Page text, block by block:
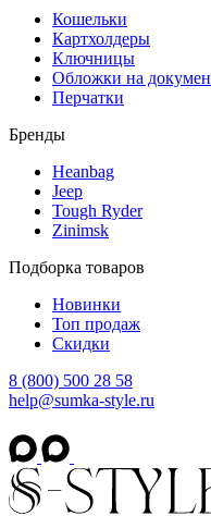
Кошельки
Картхолдеры
Ключницы
Обложки на
Перчатки
Бренды
Heanbag
Jeep
Tough Ryder
Zinimsk
Подборка товаров
Новинки
Топ продаж
Скидки
8 (800) 500 28 58
help@sumka-style.ru